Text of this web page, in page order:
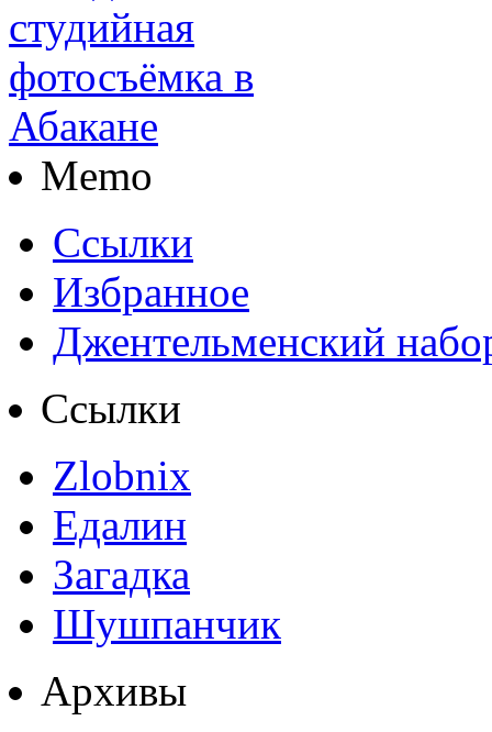
Memo
Ссылки
Избранное
Джентельменский
Ссылки
Zlobnix
Едалин
Загадка
Шушпанчик
Архивы